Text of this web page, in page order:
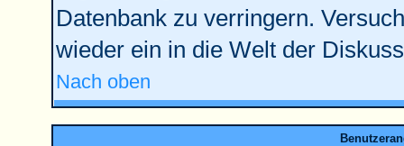
Datenbank zu verringern.
wieder ein in die Welt der
Nach oben